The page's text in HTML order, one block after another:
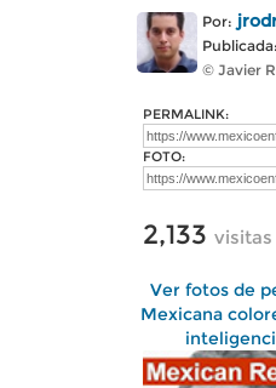
Por:
© Javier
PERMALINK:
FOTO:
2,133 visitas
Ver fotos de
Mexicana